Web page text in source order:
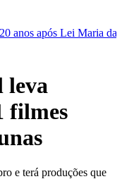
da Penha
ABC
leva
filmes
e terá produções que